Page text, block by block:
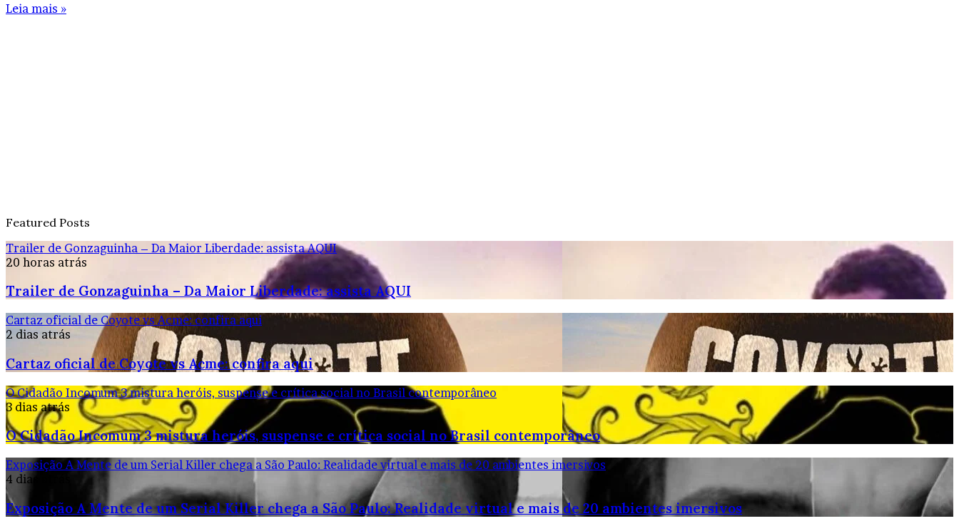
Leia mais »
Featured Posts
Trailer de Gonzaguinha – Da Maior Liberdade: assista AQUI
20 horas atrás
Trailer de Gonzaguinha – Da Maior Liberdade: assista AQUI
Cartaz oficial de Coyote vs Acme: confira aqui
2 dias atrás
Cartaz oficial de Coyote vs Acme: confira aqui
O Cidadão Incomum 3 mistura heróis, suspense e crítica social no Brasil contemporâneo
3 dias atrás
O Cidadão Incomum 3 mistura heróis, suspense e crítica social no Brasil contemporâneo
Exposição A Mente de um Serial Killer chega a São Paulo: Realidade virtual e mais de 20 ambientes imersivos
4 dias atrás
Exposição A Mente de um Serial Killer chega a São Paulo: Realidade virtual e mais de 20 ambientes imersivos